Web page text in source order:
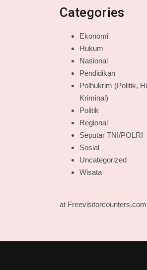
Categories
Ekonomi
Hukum
Nasional
Pendidikan
Polhukrim (Politik,
Kriminal)
Politik
Regional
Seputar TNI/POLRI
Sosial
Uncategorized
Wisata
at Freevisitorcounters.com